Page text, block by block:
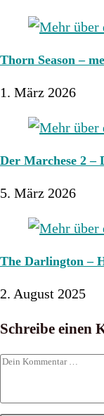
Thorn Season –
1. März 2026
Der Marchese 2 –
5. März 2026
The Darlington –
2. August 2025
Schreibe einen
Kommentar